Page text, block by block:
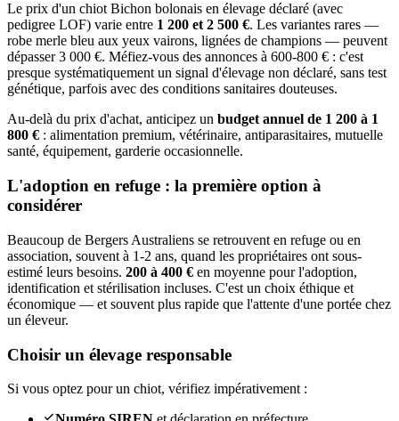
Le prix d'un chiot Bichon bolonais en élevage déclaré (avec
pedigree LOF) varie entre 1 200 et 2 500 €. Les variantes rares —
robe merle bleu aux yeux vairons, lignées de champions — peuvent
dépasser 3 000 €. Méfiez-vous des annonces à 600-800 € : c'est
presque systématiquement un signal d'élevage non déclaré, sans test
génétique, parfois avec des conditions sanitaires douteuses.
Au-delà du prix d'achat, anticipez un budget annuel de 1 200 à 1
800 € : alimentation premium, vétérinaire, antiparasitaires, mutuelle
santé, équipement, garderie occasionnelle.
L'adoption en refuge : la première option à
considérer
Beaucoup de Bergers Australiens se retrouvent en refuge ou en
association, souvent à 1-2 ans, quand les propriétaires ont sous-
estimé leurs besoins. 200 à 400 € en moyenne pour l'adoption,
identification et stérilisation incluses. C'est un choix éthique et
économique — et souvent plus rapide que l'attente d'une portée chez
un éleveur.
Choisir un élevage responsable
Si vous optez pour un chiot, vérifiez impérativement :